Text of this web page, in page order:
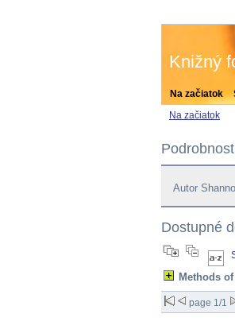
Na začiatok
Knižný
Na začiatok
Autor
Dostupné
Methods
page 1/1